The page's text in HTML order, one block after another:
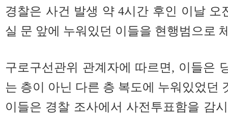
경찰은 사건 발생 약 4시간 후인 이날 오
실 문 앞에 누워있던 이들을 현행범으로
구로구선관위 관계자에 따르면, 이들은
는 층이 아닌 다른 층 복도에 누워있었던
이들은 경찰 조사에서 사전투표함을 감